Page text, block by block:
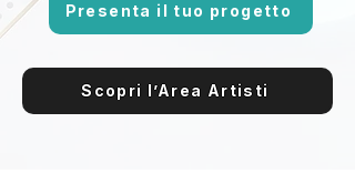
Presenta il tuo progetto
Scopri l’Area Artisti